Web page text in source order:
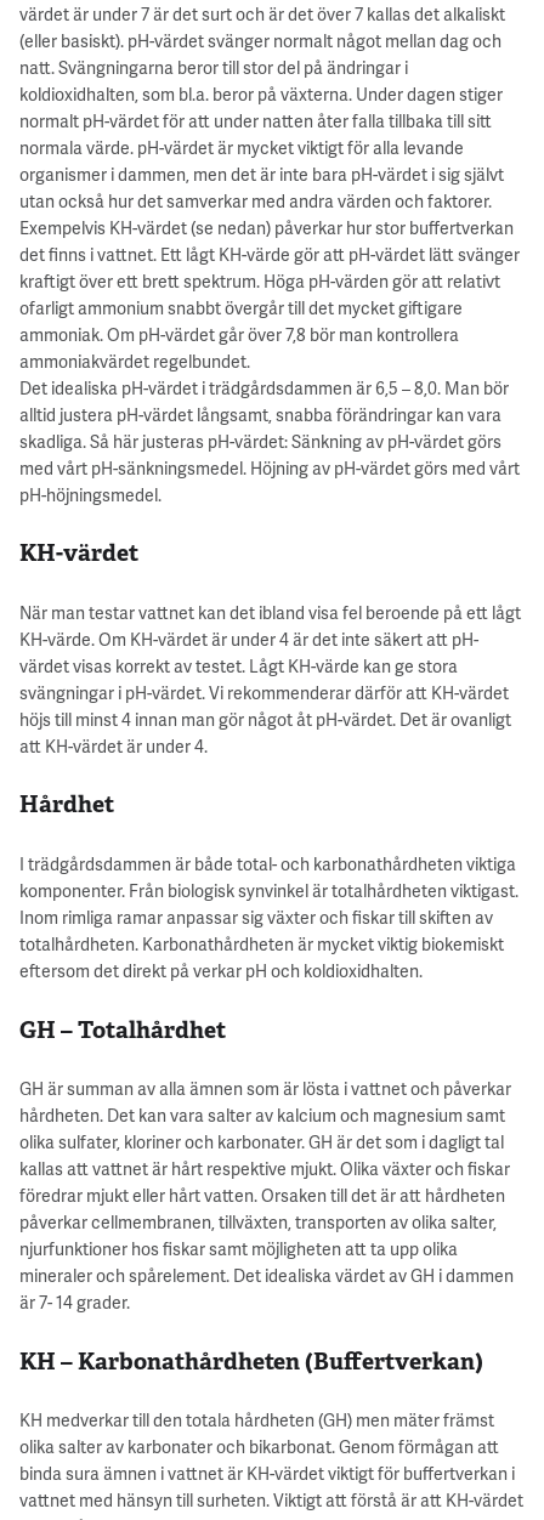
värdet är under 7 är det surt och är det över 7 kallas det alkaliskt
(eller basiskt). pH-värdet svänger normalt något mellan dag och
natt. Svängningarna beror till stor del på ändringar i
koldioxidhalten, som bl.a. beror på växterna. Under dagen stiger
normalt pH-värdet för att under natten åter falla tillbaka till sitt
normala värde. pH-värdet är mycket viktigt för alla levande
organismer i dammen, men det är inte bara pH-värdet i sig självt
utan också hur det samverkar med andra värden och faktorer.
Exempelvis KH-värdet (se nedan) påverkar hur stor buffertverkan
det finns i vattnet. Ett lågt KH-värde gör att pH-värdet lätt svänger
kraftigt över ett brett spektrum. Höga pH-värden gör att relativt
ofarligt ammonium snabbt övergår till det mycket giftigare
ammoniak. Om pH-värdet går över 7,8 bör man kontrollera
ammoniakvärdet regelbundet.
Det idealiska pH-värdet i trädgårdsdammen är 6,5 – 8,0. Man bör
alltid justera pH-värdet långsamt, snabba förändringar kan vara
skadliga. Så här justeras pH-värdet: Sänkning av pH-värdet görs
med vårt pH-sänkningsmedel. Höjning av pH-värdet görs med vårt
pH-höjningsmedel.
KH-värdet
När man testar vattnet kan det ibland visa fel beroende på ett lågt
KH-värde. Om KH-värdet är under 4 är det inte säkert att pH-
värdet visas korrekt av testet. Lågt KH-värde kan ge stora
svängningar i pH-värdet. Vi rekommenderar därför att KH-värdet
höjs till minst 4 innan man gör något åt pH-värdet. Det är ovanligt
att KH-värdet är under 4.
Hårdhet
I trädgårdsdammen är både total- och karbonathårdheten viktiga
komponenter. Från biologisk synvinkel är totalhårdheten viktigast.
Inom rimliga ramar anpassar sig växter och fiskar till skiften av
totalhårdheten. Karbonathårdheten är mycket viktig biokemiskt
eftersom det direkt på verkar pH och koldioxidhalten.
GH – Totalhårdhet
GH är summan av alla ämnen som är lösta i vattnet och påverkar
hårdheten. Det kan vara salter av kalcium och magnesium samt
olika sulfater, kloriner och karbonater. GH är det som i dagligt tal
kallas att vattnet är hårt respektive mjukt. Olika växter och fiskar
föredrar mjukt eller hårt vatten. Orsaken till det är att hårdheten
påverkar cellmembranen, tillväxten, transporten av olika salter,
njurfunktioner hos fiskar samt möjligheten att ta upp olika
mineraler och spårelement. Det idealiska värdet av GH i dammen
är 7- 14 grader.
KH – Karbonathårdheten (Buffertverkan)
KH medverkar till den totala hårdheten (GH) men mäter främst
olika salter av karbonater och bikarbonat. Genom förmågan att
binda sura ämnen i vattnet är KH-värdet viktigt för buffertverkan i
vattnet med hänsyn till surheten. Viktigt att förstå är att KH-värdet